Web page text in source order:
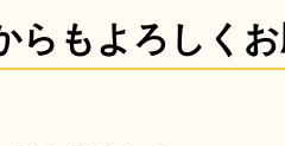
らもよろしく